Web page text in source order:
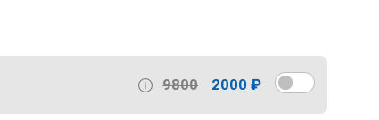
9800 2000 ₽